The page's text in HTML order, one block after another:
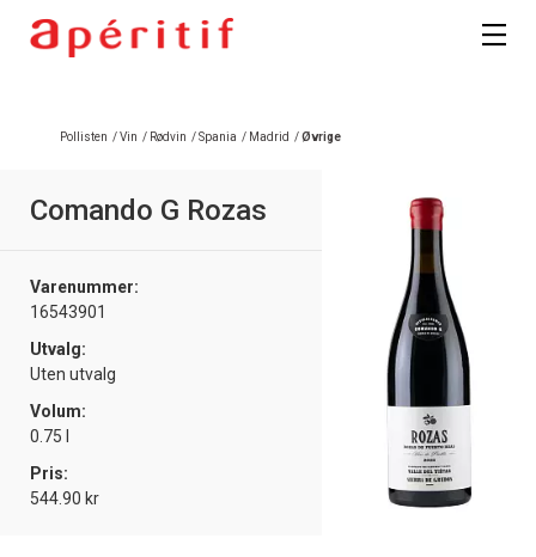
Pollisten /Vin / Rødvin /Spania / Madrid /Øvrige
Comando G Rozas
Varenummer:
16543901
Utvalg:
Uten utvalg
Volum:
0.75 l
Pris:
544.90 kr